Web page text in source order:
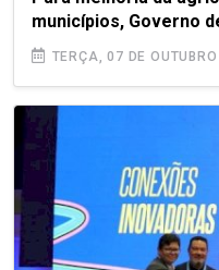
municípios, Governo
TERÇA, 07 DE